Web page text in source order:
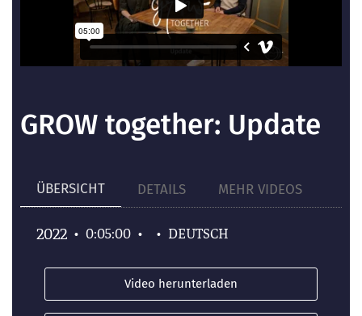
GROW together: Update
ÜBERSICHT DETAILS MEHR VIDEOS
2022 • 0:05:00 • • DEUTSCH
Video herunterladen